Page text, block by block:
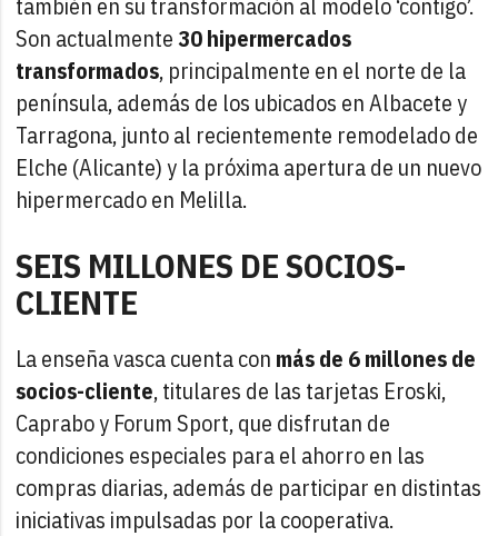
Son actualmente30 hipermercados
transformados, principalmente en el norte de la
península, además de los ubicados en Albacete y
Tarragona, junto al recientemente remodelado de
Elche (Alicante) y la próxima apertura de un nuevo
hipermercado en Melilla.
SEIS MILLONES DE SOCIOS-
CLIENTE
La enseña vasca cuenta con más de 6 millones de
socios-cliente, titulares de las tarjetas Eroski,
Caprabo y Forum Sport, que disfrutan de
condiciones especiales para el ahorro en las
compras diarias, además de participar en distintas
iniciativas impulsadas por la cooperativa.